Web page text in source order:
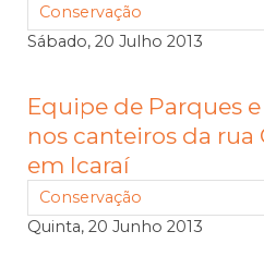
Conservação
Sábado, 20 Julho 2013
Equipe de Parques
nos canteiros da rua
em Icaraí
Conservação
Quinta, 20 Junho 2013